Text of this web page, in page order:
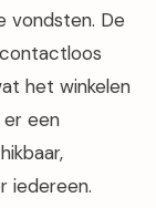
vondsten. De
het winkelen
er een
iedereen.